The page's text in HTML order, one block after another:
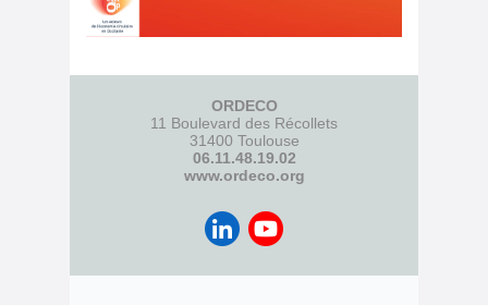
ORDECO
11 Boulevard des Récollets
31400 Toulouse
06.11.48.19.02
www.ordeco.org